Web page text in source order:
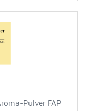
Pulver FAP